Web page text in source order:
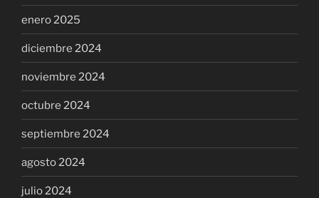
enero 2025
diciembre 2024
noviembre 2024
octubre 2024
septiembre 2024
agosto 2024
julio 2024